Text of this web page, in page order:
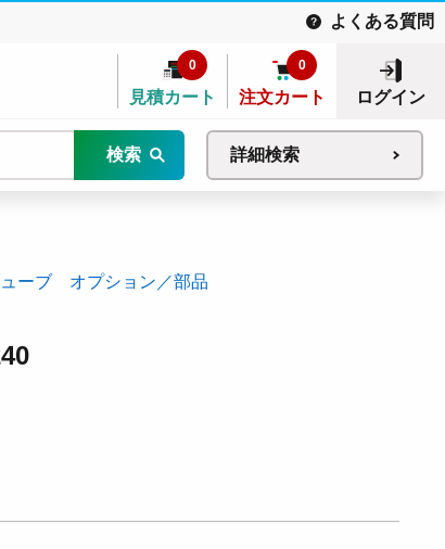
よくある質問
見積カート
0
注文カート
0
ログイン
検索 詳細検索
ーブ オプション／部品